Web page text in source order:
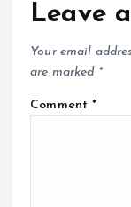
Leave
Your email
are marked *
Comment*